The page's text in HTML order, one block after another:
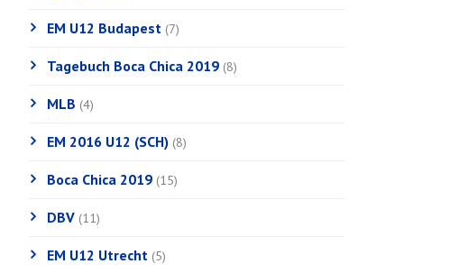
EM U12 Budapest (7)
Tagebuch Boca Chica 2019 (8)
MLB (4)
EM 2016 U12 (SCH) (8)
Boca Chica 2019 (15)
DBV (11)
EM U12 Utrecht (5)